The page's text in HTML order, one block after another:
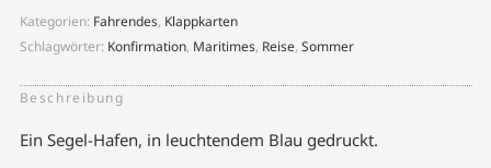
Kategorien: Fahrendes, Klappkarten
Schlagwörter: Konfirmation, Maritimes, Reise, Sommer
Beschreibung
Ein Segel-Hafen, in leuchtendem Blau gedruckt.